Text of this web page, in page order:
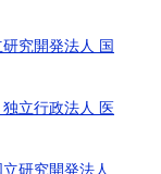
究開発法人 国
立行政法人 医
研究開発法人